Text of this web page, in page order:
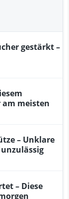
gestärkt –
meisten
– Unklare
– Diese